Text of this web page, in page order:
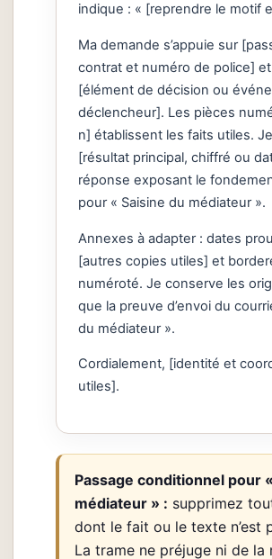
indique : « [reprendre le motif
Ma demande s’appuie sur
contrat et numéro de police]
[élément de décision ou
déclencheur]. Les pièces
n] établissent les faits utiles.
[résultat principal, chiffré ou
réponse exposant le
pour « Saisine du médiateur ».
Annexes à adapter : dates
[autres copies utiles] et
numéroté. Je conserve les
que la preuve d’envoi du
du médiateur ».
Cordialement, [identité et
utiles].
Passage conditionnel pour
médiateur » : supprimez
dont le fait ou le texte n’est
La trame ne préjuge ni de la